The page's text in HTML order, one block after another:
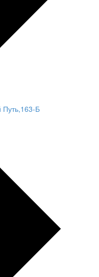
Б